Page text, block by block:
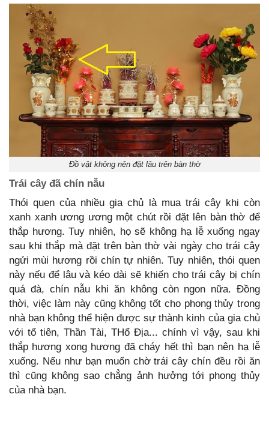
Đồ vật không nên đặt lâu trên bàn thờ
Trái cây đã chín nẫu
Thói quen của nhiều gia chủ là mua trái cây khi còn
xanh xanh ương ương một chút rồi đặt lên bàn thờ để
thắp hương. Tuy nhiên, họ sẽ không hạ lễ xuống ngay
sau khi thắp mà đặt trên bàn thờ vài ngày cho trái cây
ngửi mùi hương rồi chín tự nhiên. Tuy nhiên, thói quen
này nếu để lâu và kéo dài sẽ khiến cho trái cây bị chín
quá đà, chín nẫu khi ăn không còn ngon nữa. Đồng
thời, việc làm này cũng không tốt cho phong thủy trong
nhà bạn không thể hiện được sự thành kinh của gia chủ
với tổ tiên, Thần Tài, THổ Địa... chính vì vậy, sau khi
thắp hương xong hương đã cháy hết thì bạn nên hạ lễ
xuống. Nếu như bạn muốn chờ trái cây chín đều rồi ăn
thì cũng không sao chẳng ảnh hưởng tới phong thủy
của nhà bạn.